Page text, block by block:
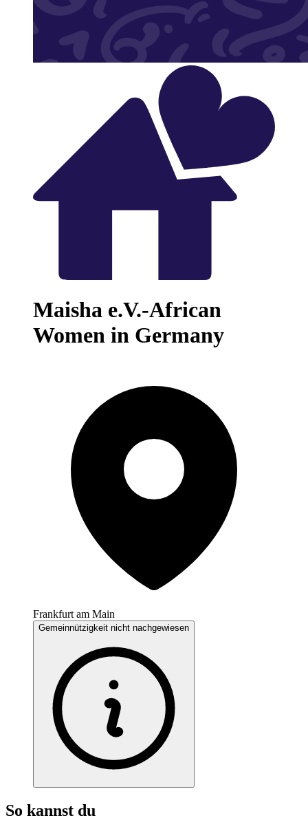
Maisha e.V.-African
Women in Germany
Frankfurt am Main
Gemeinnützigkeit nicht nachgewiesen
So kannst du